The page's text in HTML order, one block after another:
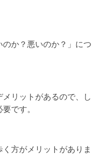
か？悪いのか？」につ
リットがあるので、し
です。
方がメリットがありま